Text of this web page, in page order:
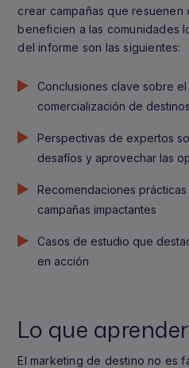
crear campañas que resuenen
beneficien a las comunidades
del informe son las siguientes:
Conclusiones clave sobre
comercialización de destinos
Perspectivas de expertos
desafíos y aprovechar las
Recomendaciones
campañas impactantes
Casos de estudio que
en acción
Lo que
El marketing de destino no es